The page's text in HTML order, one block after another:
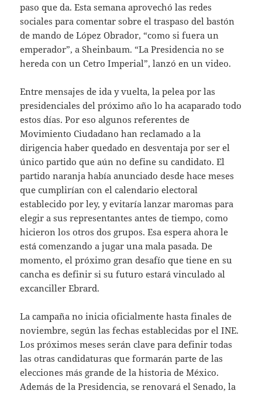
paso que da. Esta semana aprovechó las redes
sociales para comentar sobre el traspaso del bastón
de mando de López Obrador, “como si fuera un
emperador”, a Sheinbaum. “La Presidencia no se
hereda con un Cetro Imperial”, lanzó en un video.
Entre mensajes de ida y vuelta, la pelea por las
presidenciales del próximo año lo ha acaparado todo
estos días. Por eso algunos referentes de
Movimiento Ciudadano han reclamado a la
dirigencia haber quedado en desventaja por ser el
único partido que aún no define su candidato. El
partido naranja había anunciado desde hace meses
que cumplirían con el calendario electoral
establecido por ley, y evitaría lanzar maromas para
elegir a sus representantes antes de tiempo, como
hicieron los otros dos grupos. Esa espera ahora le
está comenzando a jugar una mala pasada. De
momento, el próximo gran desafío que tiene en su
cancha es definir si su futuro estará vinculado al
excanciller Ebrard.
La campaña no inicia oficialmente hasta finales de
noviembre, según las fechas establecidas por el INE.
Los próximos meses serán clave para definir todas
las otras candidaturas que formarán parte de las
elecciones más grande de la historia de México.
Además de la Presidencia, se renovará el Senado, la